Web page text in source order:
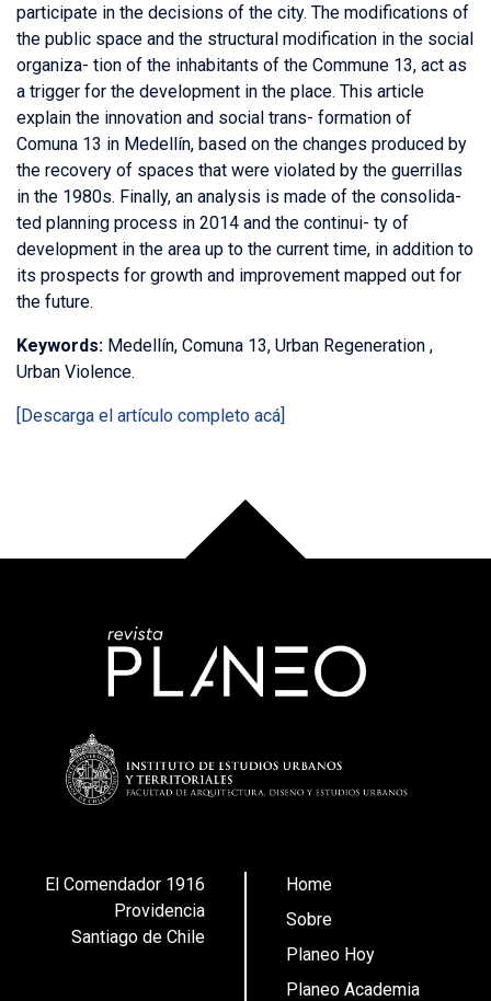
participate in the decisions of the city. The modifications of
the public space and the structural modification in the social
organiza- tion of the inhabitants of the Commune 13, act as
a trigger for the development in the place. This article
explain the innovation and social trans- formation of
Comuna 13 in Medellín, based on the changes produced by
the recovery of spaces that were violated by the guerrillas
in the 1980s. Finally, an analysis is made of the consolida-
ted planning process in 2014 and the continui- ty of
development in the area up to the current time, in addition to
its prospects for growth and improvement mapped out for
the future.
Keywords: Medellín, Comuna 13, Urban Regeneration ,
Urban Violence.
[Descarga el artículo completo acá]
El Comendador 1916
Providencia
Santiago de Chile
Home
Sobre
Planeo Hoy
Planeo Academia